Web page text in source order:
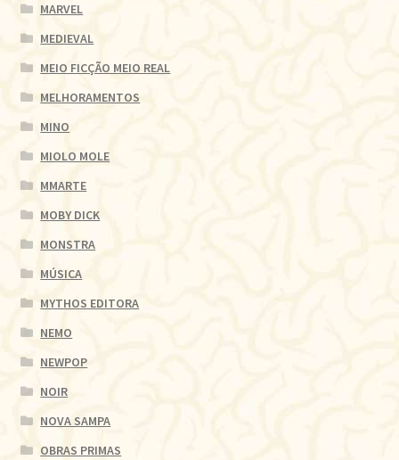
MARVEL
MEDIEVAL
MEIO FICÇÃO MEIO REAL
MELHORAMENTOS
MINO
MIOLO MOLE
MMARTE
MOBY DICK
MONSTRA
MÚSICA
MYTHOS EDITORA
NEMO
NEWPOP
NOIR
NOVA SAMPA
OBRAS PRIMAS